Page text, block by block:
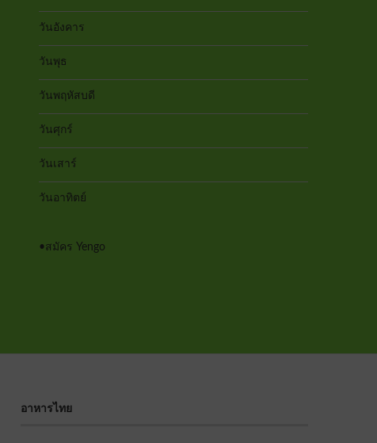
วันอังคาร
วันพุธ
วันพฤหัสบดี
วันศุกร์
วันเสาร์
วันอาทิตย์
•สมัคร Yengo
อาหารไทย